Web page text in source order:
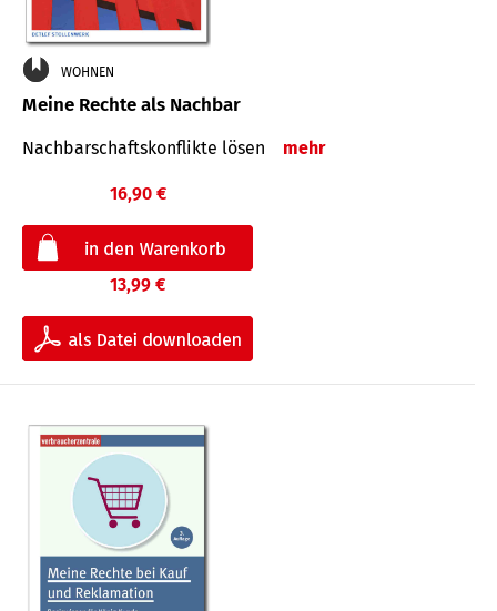
WOHNEN
Meine Rechte als Nachbar
Nach­bar­schafts­konflikte lösen mehr
16,90 €
13,99 €